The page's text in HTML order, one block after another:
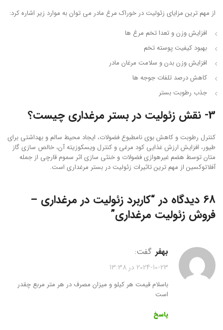
از مهم ترین مزایای زئولیت در خوراک مرغ مادر می توان به موارد زیر اشاره کرد:
افزایش وزن و تعدا تخم مرغ ها
بهبود کیفیت پوسته تخم
افزایش وزن بدن و سلامت مرغان مادر
کاهش درصد تلفات جوجه ها
جذب رطوبت بستر
3- نقش زئولیت در بستر مرغداری چیست؟
کنترل رطوبت و کاهش بوی نامطبوع فضولات، ایجاد محیط سالم و بهداشتی برای
طیور، افزایش ارزش غذایی کود مرغی و کنترل ویسکوزیته آن، خالص سازی گاز
متان توسط هضم غیرهوازی فضولات و خنثی سازی اثر سموم قارچی از جمله
آفلاتوکسین از مهم ترین تاثیرات زئولیت در بستر مرغداری است.
68 دیدگاه در “
کاربرد زئولیت در مرغداری –
فروش زئولیت مرغداری”
بهفر گفت:
2024-10-23 در 13:38
باسلام قیمت هر کیلو و میزان مصرف در هر متر مربع چقدر
است
پاسخ